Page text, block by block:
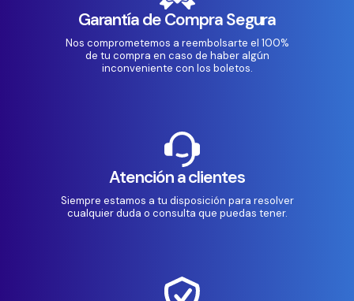
Garantía de Compra Segura
Nos comprometemos a reembolsarte el 100%
de tu compra en caso de haber algún
inconveniente con los boletos.
Atención a clientes
Siempre estamos a tu disposición para resolver
cualquier duda o consulta que puedas tener.